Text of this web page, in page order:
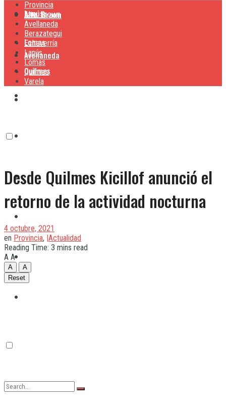
Lanús
Lomas
Quilmes
Alte. Brown
Avellaneda
Lanús
Provincia
Alte. Brown
Avellaneda
Berazategui
Echeverría
Lanús
Lomas
Quilmes
Varela
Desde Quilmes Kicillof anunció el
retorno de la actividad nocturna
4 octubre, 2021
en Provincia, |Actualidad
Reading Time: 3 mins read
A A
A
A
Reset